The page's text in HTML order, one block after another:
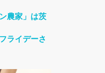
農家」は茨
ライデーさ